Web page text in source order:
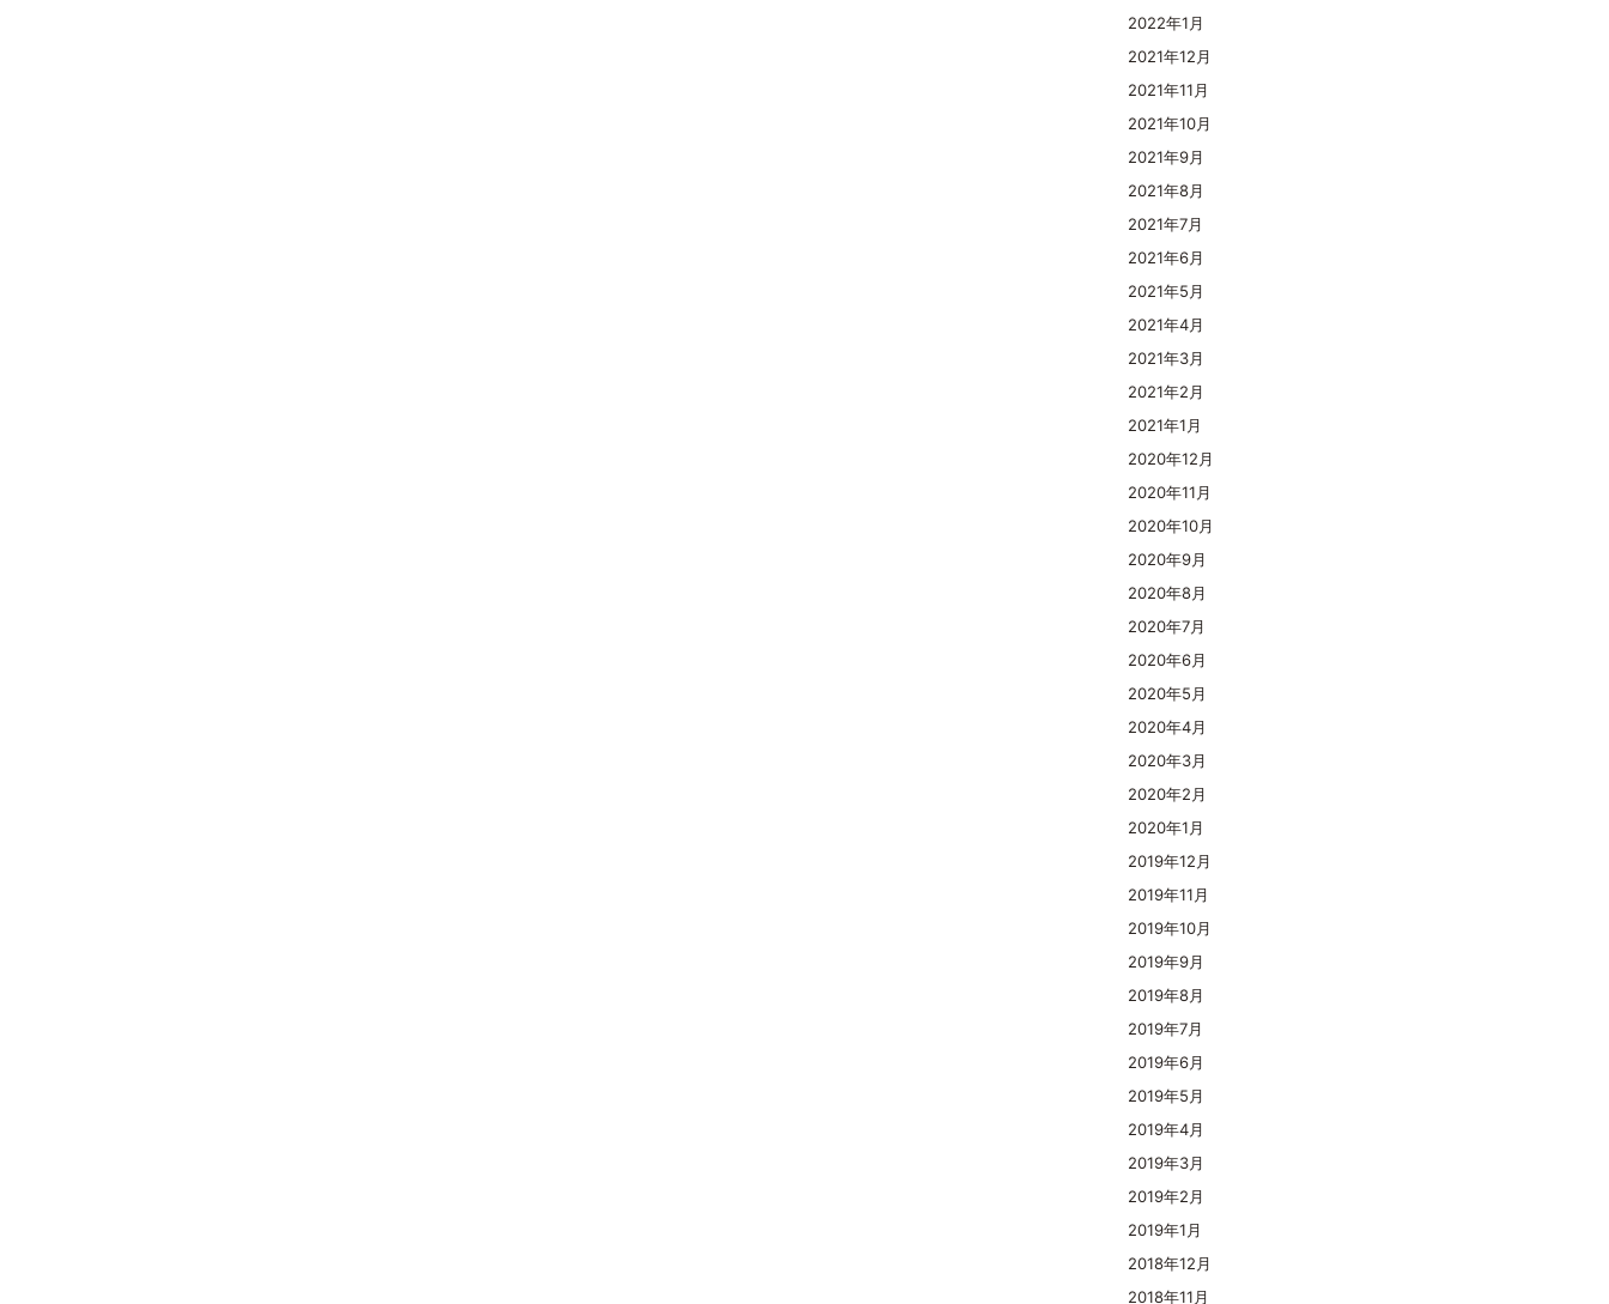
2022年1月
2021年12月
2021年11月
2021年10月
2021年9月
2021年8月
2021年7月
2021年6月
2021年5月
2021年4月
2021年3月
2021年2月
2021年1月
2020年12月
2020年11月
2020年10月
2020年9月
2020年8月
2020年7月
2020年6月
2020年5月
2020年4月
2020年3月
2020年2月
2020年1月
2019年12月
2019年11月
2019年10月
2019年9月
2019年8月
2019年7月
2019年6月
2019年5月
2019年4月
2019年3月
2019年2月
2019年1月
2018年12月
2018年11月